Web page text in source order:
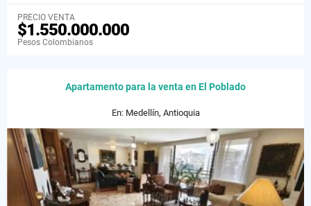
PRECIO VENTA
$1.550.000.000
Pesos Colombianos
Apartamento para la venta en El Poblado
En: Medellín, Antioquia